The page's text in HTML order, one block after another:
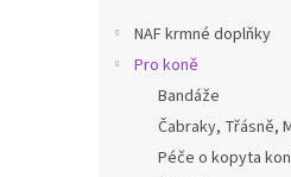
NAF krmné doplňky
Pro koně
Bandáže
Čabraky, Třásně,
Péče o kopyta